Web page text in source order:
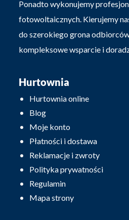
Ponadto wykonujemy
fotowoltaicznych. Kierujemy
do szerokiego grona
kompleksowe wsparcie i
Hurtownia
Hurtownia online
Blog
Moje konto
Płatności i dostawa
Reklamacje i zwroty
Polityka prywatności
Regulamin
Mapa strony